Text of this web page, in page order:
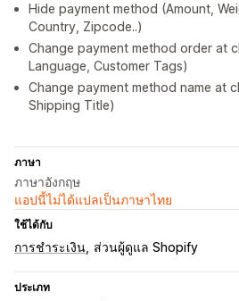
Hide payment method (Amount,
Country, Zipcode..)
Change payment method order at
Language, Customer Tags)
Change payment method name at
Shipping Title)
ภาษา
ภาษาอังกฤษ
แอปนี้ไม่ได้แปลเป็นภาษาไทย
ใช้ได้กับ
การชำระเงิน ส่วนผู้ดูแล Shopify
ประเภท